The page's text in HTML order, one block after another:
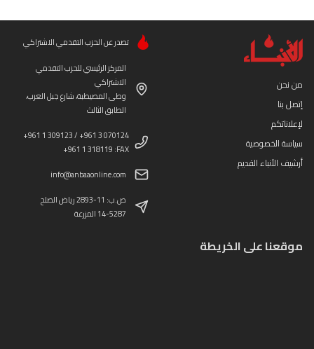
من نحن
إتصل بنا
لإعلاناتكم
سياسة الخصوصية
أرشيف الأنباء القديم
تصدر عن الحزب التقدمي الاشتراكي
المركز الرئيسي للحزب التقدمي
الاشتراكي
وطى المصيطبة، شارع جبل العرب،
الطابق الثالث
+961 1 309123 / +961 3 070124
+961 1 318119 :FAX
info@anbaaonline.com
ص.ب: 11-2893 رياض الصلح
14-5287 المزرعة
موقعنا على الخريطة